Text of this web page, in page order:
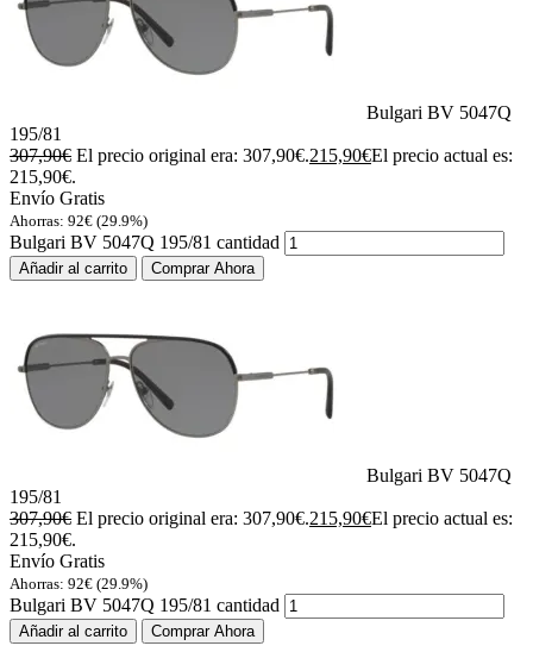
Bulgari BV 5047Q
195/81
307,90€ El precio original era: 307,90€.215,90€El precio actual es:
215,90€.
Envío Gratis
Ahorras: 92€ (29.9%)
Bulgari BV 5047Q 195/81 cantidad
Añadir al carrito Comprar Ahora
Bulgari BV 5047Q
195/81
307,90€ El precio original era: 307,90€.215,90€El precio actual es:
215,90€.
Envío Gratis
Ahorras: 92€ (29.9%)
Bulgari BV 5047Q 195/81 cantidad
Añadir al carrito Comprar Ahora